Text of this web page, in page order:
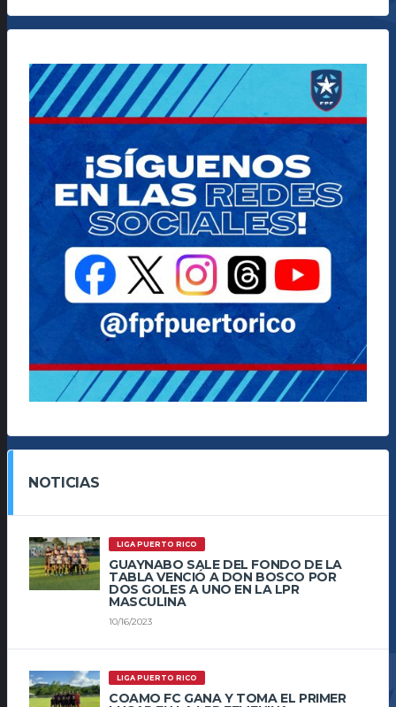
NOTICIAS
LIGA PUERTO RICO
GUAYNABO SALE DEL FONDO DE LA
TABLA VENCIÓ A DON BOSCO POR
DOS GOLES A UNO EN LA LPR
MASCULINA
10/16/2023
LIGA PUERTO RICO
COAMO FC GANA Y TOMA EL PRIMER